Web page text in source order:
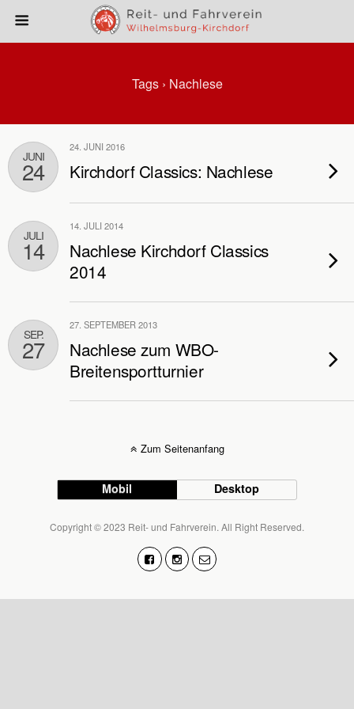
Tags › Nachlese
JUNI
24
24. JUNI 2016
Kirchdorf Classics: Nachlese
JULI
14
14. JULI 2014
Nachlese Kirchdorf Classics
2014
SEP.
27
27. SEPTEMBER 2013
Nachlese zum WBO-
Breitensportturnier
Zum Seitenanfang
Mobil Desktop
Copyright © 2023 Reit- und Fahrverein. All Right Reserved.